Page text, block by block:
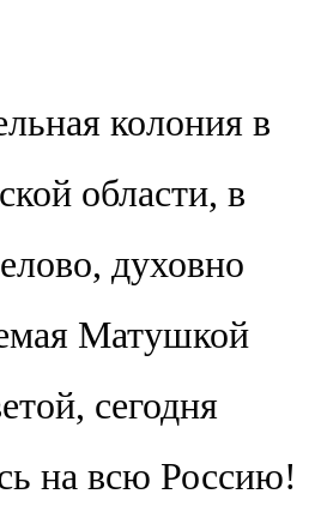
колония в
области, в
духовно
Матушкой
сегодня
на всю Россию!